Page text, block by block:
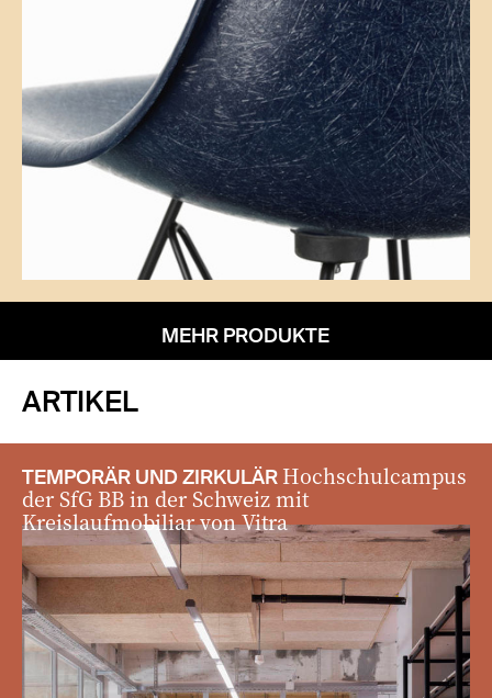
MEHR PRODUKTE
ARTIKEL
TEMPORÄR UND ZIRKULÄR Hochschulcampus
der SfG BB in der Schweiz mit
Kreislaufmobiliar von Vitra